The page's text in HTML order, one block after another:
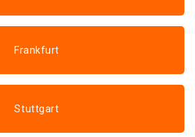
Frankfurt
Stuttgart